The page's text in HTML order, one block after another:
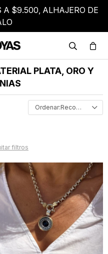
A $9.500, ALHAJERO DE
PLATA, ORO Y
Recomendados
filtros